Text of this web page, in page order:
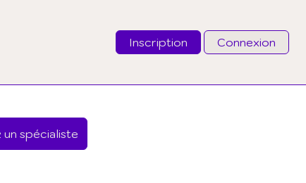
Inscription Connexion
un spécialiste
Email
Mot de passe